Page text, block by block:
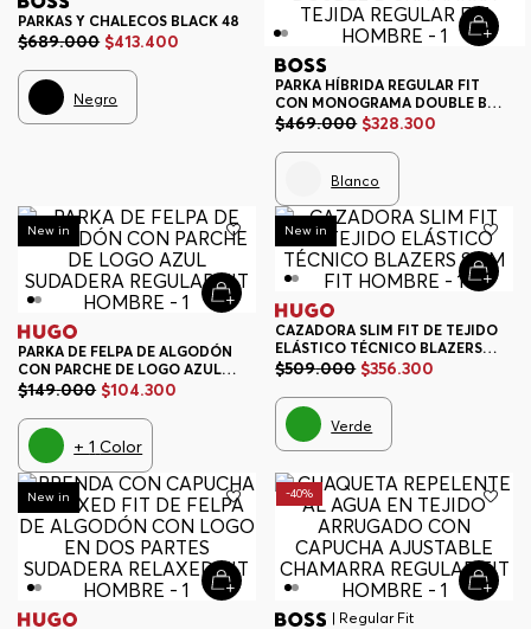
PARKAS Y CHALECOS BLACK 48
$689.000 $413.400
Negro
PARKA HÍBRIDA REGULAR FIT
CON MONOGRAMA DOUBLE B
CHAMARRA TEJIDA REGULAR FIT
$469.000 $328.300
Blanco
-30%
New in
PARKA DE FELPA DE ALGODÓN
CON PARCHE DE LOGO AZUL
SUDADERA REGULAR FIT
$149.000 $104.300
+1 Color
-30%
New in
CAZADORA SLIM FIT DE TEJIDO
ELÁSTICO TÉCNICO BLAZERS
SLIM FIT HOMBRE
$509.000 $356.300
Verde
-30%
New in -40%
| Regular Fit